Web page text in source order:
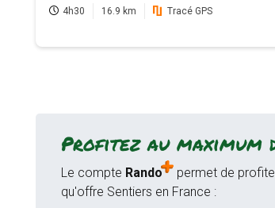
4h30 16.9 km Tracé GPS
Profitez au maximum
Le compte Rando
permet de
qu'offre Sentiers en France :